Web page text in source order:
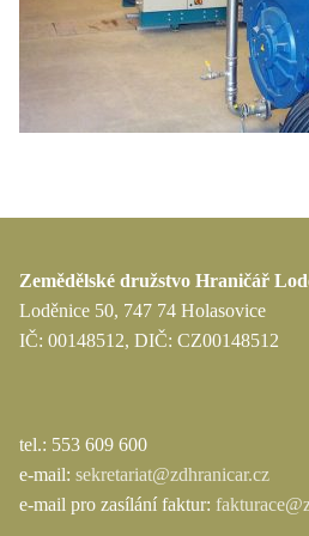
Zemědělské družstvo Hraničář
Loděnice 50, 747 74 Holasovice
IČ: 00148512, DIČ: CZ00148512
tel.: 553 609 600
e-mail: sekretariat@zdhranicar.cz
e-mail pro zasílání faktur: